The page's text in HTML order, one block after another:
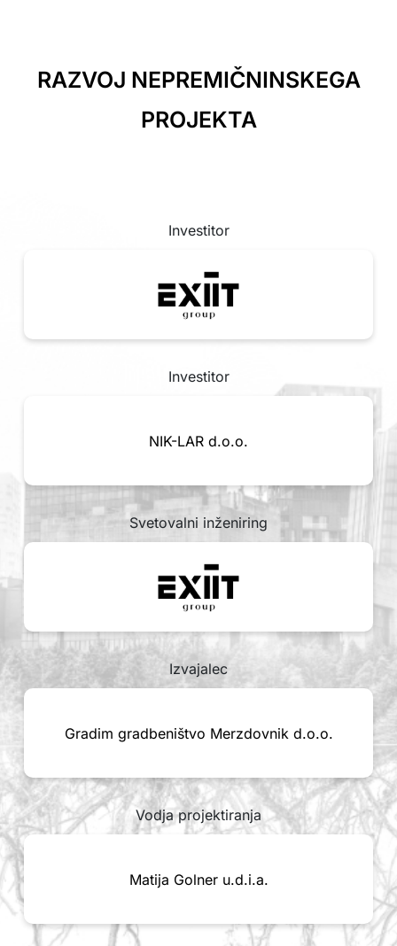
RAZVOJ NEPREMIČNINSKEGA
PROJEKTA
Investitor
Investitor
NIK-LAR d.o.o.
Svetovalni inženiring
Izvajalec
Gradim gradbeništvo Merzdovnik d.o.o.
Vodja projektiranja
Matija Golner u.d.i.a.